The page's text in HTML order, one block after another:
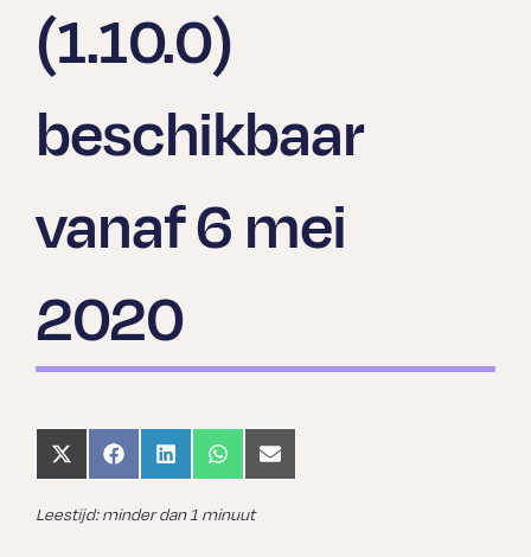
(1.10.0)
beschikbaar
vanaf 6 mei
2020
Share
on
(Twitter)
Share
on
Share
on
Share
on
Share
on
Leestijd: minder dan 1 minuut